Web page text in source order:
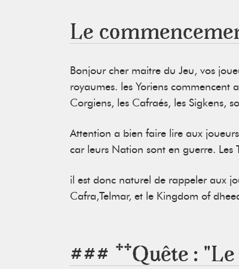
Le
Bonjour cher maitre du Jeu, vos
royaumes. les Yoriens commencent
Corgiens, les Cafraés, les Sigkens,
Attention a bien faire lire aux
car leurs Nation sont en guerre.
il est donc naturel de rappeler aux
Cafra,Telmar, et le Kingdom of
### **Quête :